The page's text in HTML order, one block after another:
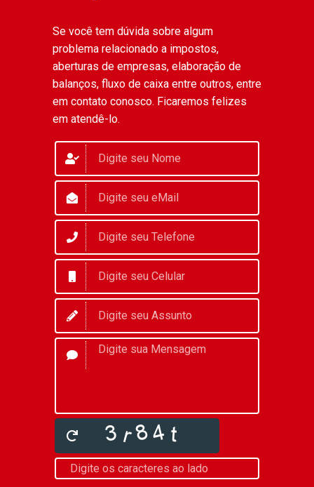
Se você tem dúvida sobre algum
problema relacionado a impostos,
aberturas de empresas, elaboração de
balanços, fluxo de caixa entre outros, entre
em contato conosco. Ficaremos felizes
em atendê-lo.